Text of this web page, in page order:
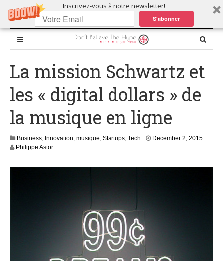
Inscrivez-vous à notre newsletter!
S'abonner
La mission Schwartz et
les « digital dollars » de
la musique en ligne
Business, Innovation, musique, Startups, Tech December 2, 2015D
Philippe Astor